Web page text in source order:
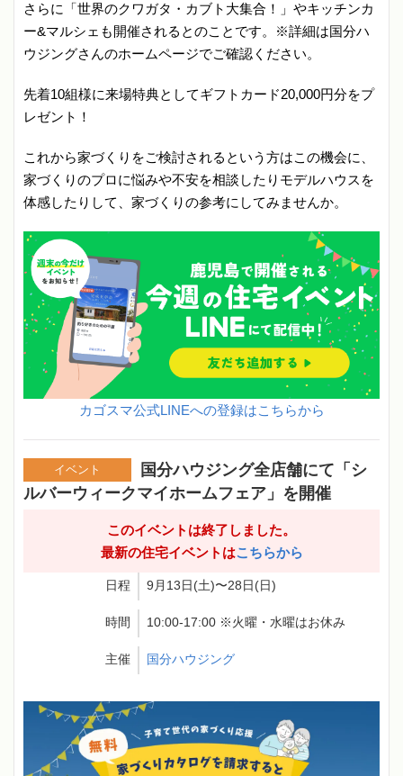
さらに「世界のクワガタ・カブト大集合！」やキッチンカ
ー&マルシェも開催されるとのことです。※詳細は国分ハ
ウジングさんのホームページでご確認ください。
先着10組様に来場特典としてギフトカード20,000円分をプ
レゼント！
これから家づくりをご検討されるという方はこの機会に、
家づくりのプロに悩みや不安を相談したりモデルハウスを
体感したりして、家づくりの参考にしてみませんか。
カゴスマ公式LINEへの登録はこちらから
国分ハウジング全店舗にて「シ
ルバーウィークマイホームフェア」を開催
このイベントは終了しました。
最新の住宅イベントはこちらから
日程 9月13日(土)〜28日(日)
時間 10:00-17:00 ※火曜・水曜はお休み
主催 国分ハウジング
イベント